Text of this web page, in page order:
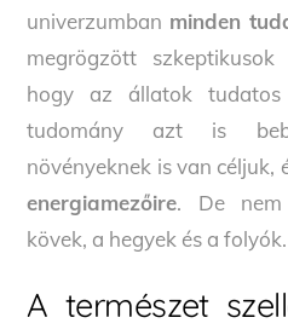
univerzumban minden
megrögzött
hogy az állatok
tudomány azt is
növényeknek is van céljuk,
energiamezőire. De nem
kövek, a hegyek és a folyók.
A természet